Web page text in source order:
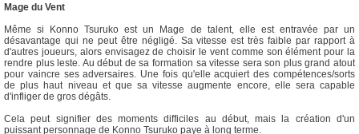
Mage du Vent
Même si Konno Tsuruko est un Mage de talent, elle est entravée par un
désavantage qui ne peut être négligé. Sa vitesse est très faible par rapport à
d'autres joueurs, alors envisagez de choisir le vent comme son élément pour la
rendre plus leste. Au début de sa formation sa vitesse sera son plus grand atout
pour vaincre ses adversaires. Une fois qu'elle acquiert des compétences/sorts
de plus haut niveau et que sa vitesse augmente encore, elle sera capable
d'infliger de gros dégâts.
Cela peut signifier des moments difficiles au début, mais la création d'un
puissant personnage de Konno Tsuruko paye à long terme.